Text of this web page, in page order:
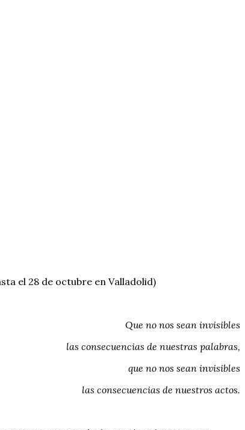
el 28 de octubre en Valladolid)
Que no nos sean invisibles
las consecuencias de nuestras palabras,
que no nos sean invisibles
las consecuencias de nuestros actos.